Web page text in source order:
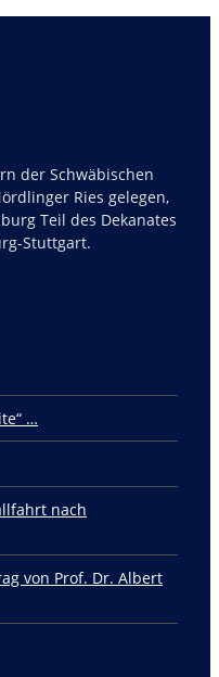
der Schwäbischen
Ries gelegen,
Teil des Dekanates
Stuttgart.
…
nach
von Prof. Dr. Albert